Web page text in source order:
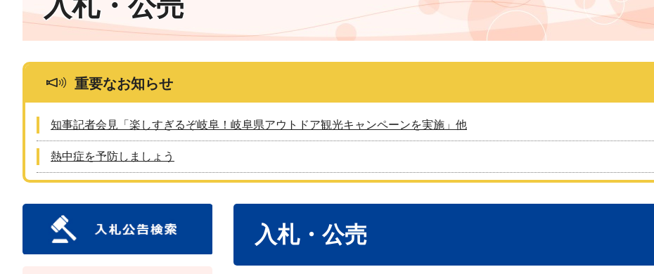
重要なお知らせ
知事記者会見「楽しすぎるぞ岐阜！岐阜県アウトドア観光キャンペーンを実施」他
熱中症を予防しましょう
入札・公売